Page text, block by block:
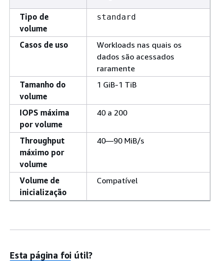
Tipo de
volume
standard
Casos de uso
Workloads nas quais os
dados são acessados
raramente
Tamanho do
volume
1 GiB-1 TiB
IOPS máxima
por volume
40 a 200
Throughput
máximo por
volume
40—90 MiB/s
Volume de
inicialização
Compatível
Esta página foi útil?